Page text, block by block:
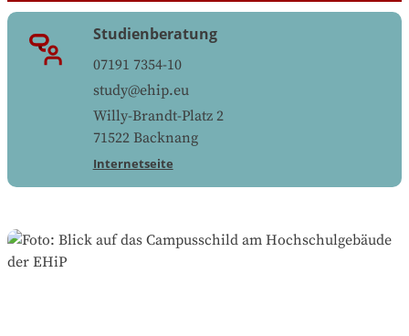
Studienberatung
07191 7354-10
study@ehip.eu
Willy-Brandt-Platz 2
71522 Backnang
Internetseite